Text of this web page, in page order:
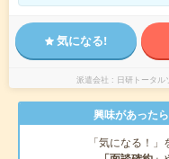
気になる!
派遣会社 日研トータ
興味があった
「気になる！